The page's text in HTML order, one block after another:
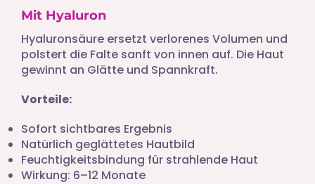
Mit Hyaluron
Hyaluronsäure ersetzt verlorenes Volumen und
polstert die Falte sanft von innen auf. Die Haut
gewinnt an Glätte und Spannkraft.
Vorteile:
Sofort sichtbares Ergebnis
Natürlich geglättetes Hautbild
Feuchtigkeitsbindung für strahlende Haut
Wirkung: 6–12 Monate